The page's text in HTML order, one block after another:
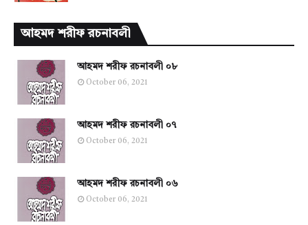
আহমদ শরীফ রচনাবলী
আহমদ শরীফ রচনাবলী ০৮
October 06, 2021
আহমদ শরীফ রচনাবলী ০৭
October 06, 2021
আহমদ শরীফ রচনাবলী ০৬
October 06, 2021